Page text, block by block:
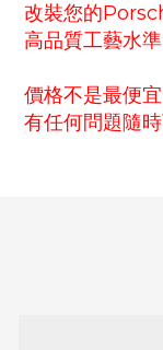
改裝您的
高品質工藝水
價格不是最便
有任何問題隨